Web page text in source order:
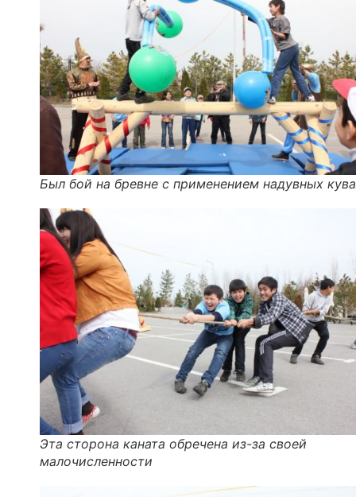
Был бой на бревне с применением надувных
Эта сторона каната обречена из-за своей
малочисленности